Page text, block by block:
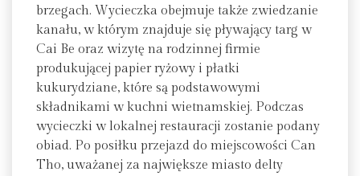
brzegach. Wycieczka obejmuje także zwiedzanie
kanału, w którym znajduje się pływający targ w
Cai Be oraz wizytę na rodzinnej firmie
produkującej papier ryżowy i płatki
kukurydziane, które są podstawowymi
składnikami w kuchni wietnamskiej. Podczas
wycieczki w lokalnej restauracji zostanie podany
obiad. Po posiłku przejazd do miejscowości Can
Tho, uważanej za największe miasto delty